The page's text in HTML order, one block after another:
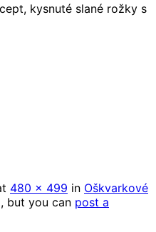
kysnuté slané rožky s
480 × 499 in Oškvarkové
but you can post a